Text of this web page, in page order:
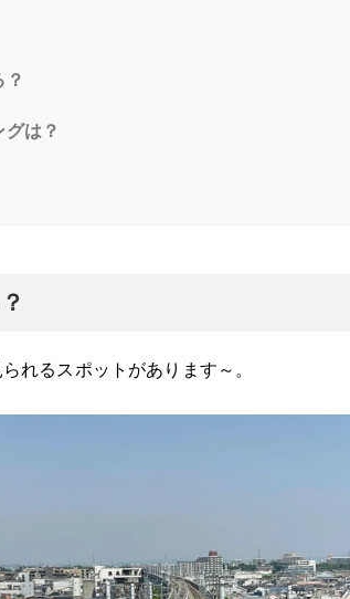
？
グは？
れるスポットがあります～。